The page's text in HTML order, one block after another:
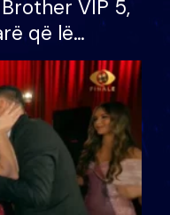
VIP 5,
që lë
për